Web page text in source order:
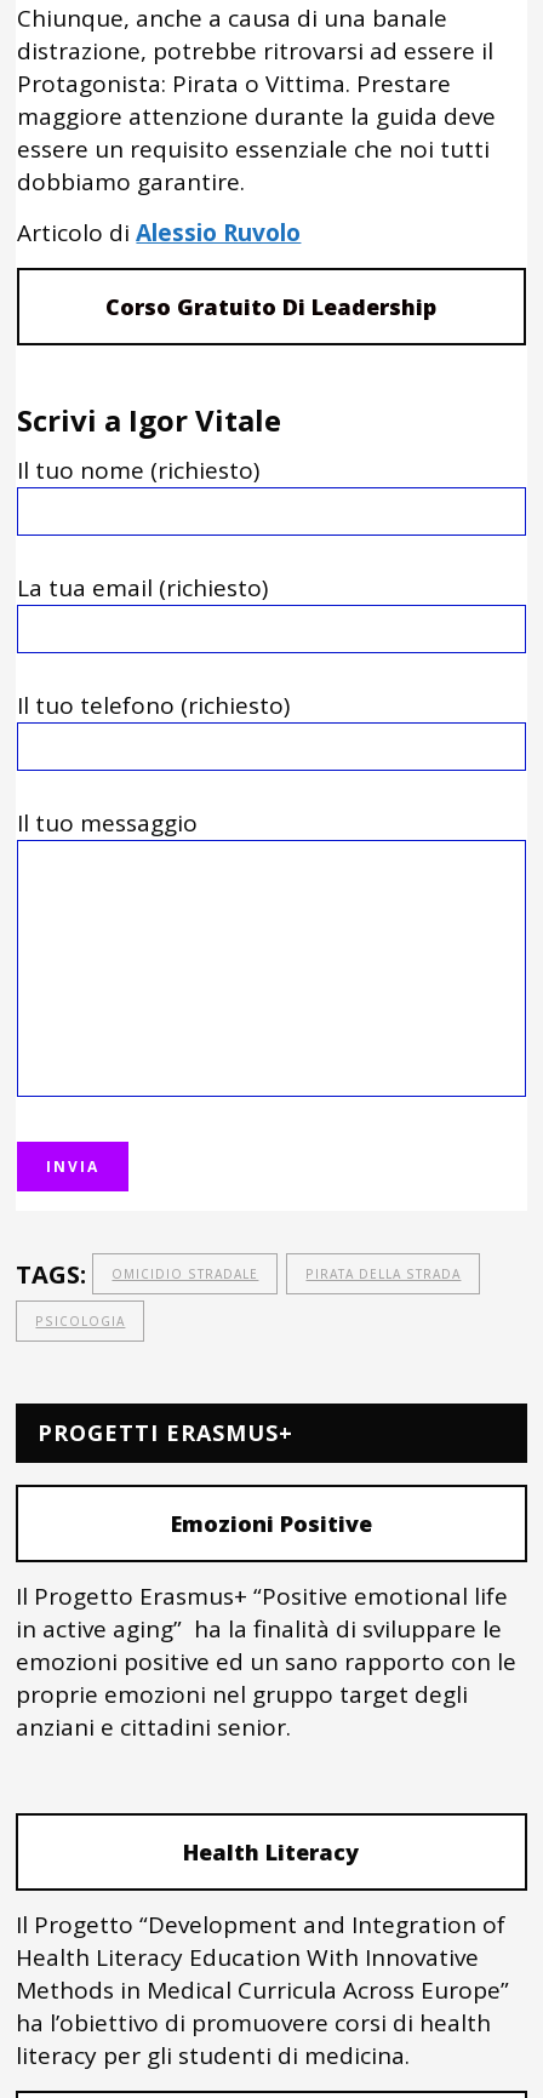
Chiunque, anche a causa di una banale
distrazione, potrebbe ritrovarsi ad essere il
Protagonista: Pirata o Vittima. Prestare
maggiore attenzione durante la guida deve
essere un requisito essenziale che noi tutti
dobbiamo garantire.
Articolo diAlessio Ruvolo
Corso Gratuito Di Leadership
Scrivi a Igor Vitale
Il tuo nome (richiesto)
La tua email (richiesto)
Il tuo telefono (richiesto)
Il tuo messaggio
TAGS: OMICIDIO STRADALE PIRATA DELLA STRADA
PSICOLOGIA
PROGETTI ERASMUS+
Emozioni Positive
Il Progetto Erasmus+ “Positive emotional life
in active aging” ha la finalità di sviluppare le
emozioni positive ed un sano rapporto con le
proprie emozioni nel gruppo target degli
anziani e cittadini senior.
Health Literacy
Il Progetto “Development and Integration of
Health Literacy Education With Innovative
Methods in Medical Curricula Across Europe”
ha l’obiettivo di promuovere corsi di health
literacy per gli studenti di medicina.